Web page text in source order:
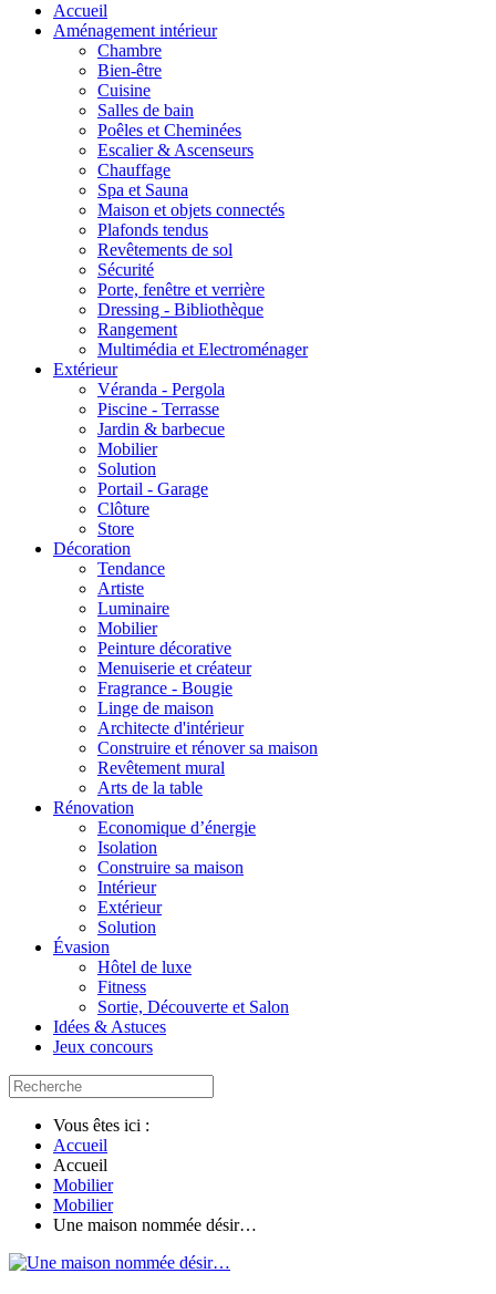
Accueil
Aménagement intérieur
Chambre
Bien-être
Cuisine
Salles de bain
Poêles et Cheminées
Escalier & Ascenseurs
Chauffage
Spa et Sauna
Maison et objets connectés
Plafonds tendus
Revêtements de sol
Sécurité
Porte, fenêtre et verrière
Dressing - Bibliothèque
Rangement
Multimédia et Electroménager
Extérieur
Véranda - Pergola
Piscine - Terrasse
Jardin & barbecue
Mobilier
Solution
Portail - Garage
Clôture
Store
Décoration
Tendance
Artiste
Luminaire
Mobilier
Peinture décorative
Menuiserie et créateur
Fragrance - Bougie
Linge de maison
Architecte d'intérieur
Construire et rénover sa maison
Revêtement mural
Arts de la table
Rénovation
Economique d’énergie
Isolation
Construire sa maison
Intérieur
Extérieur
Solution
Évasion
Hôtel de luxe
Fitness
Sortie, Découverte et Salon
Idées & Astuces
Jeux concours
Vous êtes ici :
Accueil
Accueil
Mobilier
Mobilier
Une maison nommée désir…